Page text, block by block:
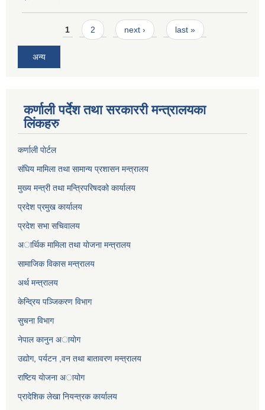
Pages1 2 next › last »
अन्य
कर्णाली पर्देश तथा सरकाररी मन्त्रालयका
लिंकहरु
कर्णाली पाेर्टल
संघिय मामिला तथा सामान्य प्रशासन मन्त्रालय
मुख्य मन्त्री तथा मन्त्रिपरिषदको कार्यालय
प्रदेश प्रमुख कार्यालय
प्रदेश सभा सचिवालय
अार्थिक मामिला तथा याेजना मन्त्रालय
सामाजिक विकास मन्त्रालय
अर्थ मन्त्रालय
केन्द्रिय पञ्जिकरण विभाग
सुचना विभाग
नेपाल कानुन अायाेग
उद्योग, पर्यटन ,वन तथा बातावरण मन्त्रालय
राष्टिय याेजना अायोग
प्रादेशिक लेखा नियन्त्रक कार्यालय